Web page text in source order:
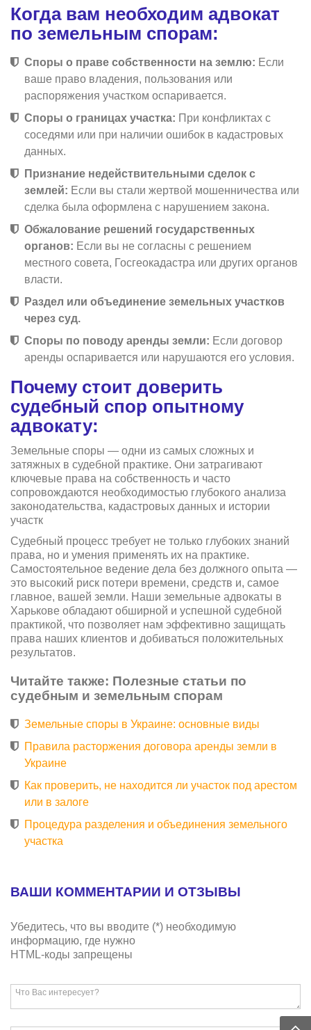
Когда вам необходим адвокат
по земельным спорам:
Споры о праве собственности на землю: Если
ваше право владения, пользования или
распоряжения участком оспаривается.
Споры о границах участка: При конфликтах с
соседями или при наличии ошибок в кадастровых
данных.
Признание недействительными сделок с
землей: Если вы стали жертвой мошенничества или
сделка была оформлена с нарушением закона.
Обжалование решений государственных
органов: Если вы не согласны с решением
местного совета, Госгеокадастра или других органов
власти.
Раздел или объединение земельных участков
через суд.
Споры по поводу аренды земли: Если договор
аренды оспаривается или нарушаются его условия.
Почему стоит доверить
судебный спор опытному
адвокату:
Земельные споры — одни из самых сложных и
затяжных в судебной практике. Они затрагивают
ключевые права на собственность и часто
сопровождаются необходимостью глубокого анализа
законодательства, кадастровых данных и истории
участк
Судебный процесс требует не только глубоких знаний
права, но и умения применять их на практике.
Самостоятельное ведение дела без должного опыта —
это высокий риск потери времени, средств и, самое
главное, вашей земли. Наши земельные адвокаты в
Харькове обладают обширной и успешной судебной
практикой, что позволяет нам эффективно защищать
права наших клиентов и добиваться положительных
результатов.
Читайте также: Полезные статьи по
судебным и земельным спорам
Земельные споры в Украине: основные виды
Правила расторжения договора аренды земли в
Украине
Как проверить, не находится ли участок под арестом
или в залоге
Процедура разделения и объединения земельного
участка
ВАШИ КОММЕНТАРИИ И ОТЗЫВЫ
Убедитесь, что вы вводите (*) необходимую
информацию, где нужно
HTML-коды запрещены